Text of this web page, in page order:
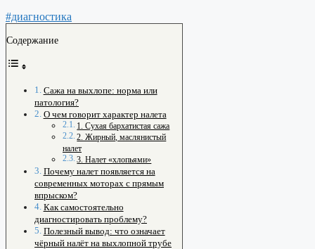
#диагностика
Содержание
Сажа на выхлопе: норма или
патология?
О чем говорит характер налета
1. Сухая бархатистая сажа
2. Жирный, маслянистый
налет
3. Налет «хлопьями»
Почему налет появляется на
современных моторах с прямым
впрыском?
Как самостоятельно
диагностировать проблему?
Полезный вывод: что означает
чёрный налёт на выхлопной трубе